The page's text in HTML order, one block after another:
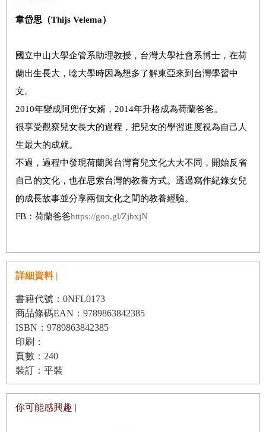
韋岱思（Thijs Velema）
國立中山大學企管系助理教授，台灣大學社會系博士，在荷
蘭出生長大，唸大學時因為想多了解東亞來到台灣學習中
文。
2010年變成阿兜仔女婿，2014年升格成為荷蘭爸爸。
很享受觀察兒女長大的過程，把兒女的學習進度視為自己人
生最大的成就。
不過，過程中發現荷蘭與台灣育兒文化大大不同，開始反省
自己的文化，也在思索台灣的教養方式。透過寫作紀錄女兒
的成長故事並分享兩個文化之間的教養經驗。
FB：荷蘭爸爸https://goo.gl/ZjbxjN
詳細資料 |
書籍代號：0NFL0173
商品條碼EAN：9789863842385
ISBN：9789863842385
印刷：
頁數：240
裝訂：平裝
你可能感興趣 |